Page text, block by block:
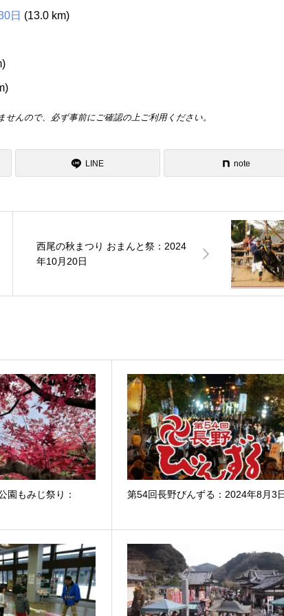
日 (13.0 km)
んので、必ず事前にご確認の上ご利用ください。
LINE note
西尾の秋まつり おまんと祭：2024
年10月20日
園もみじ祭り：
第54回長野びんずる：2024年8月3